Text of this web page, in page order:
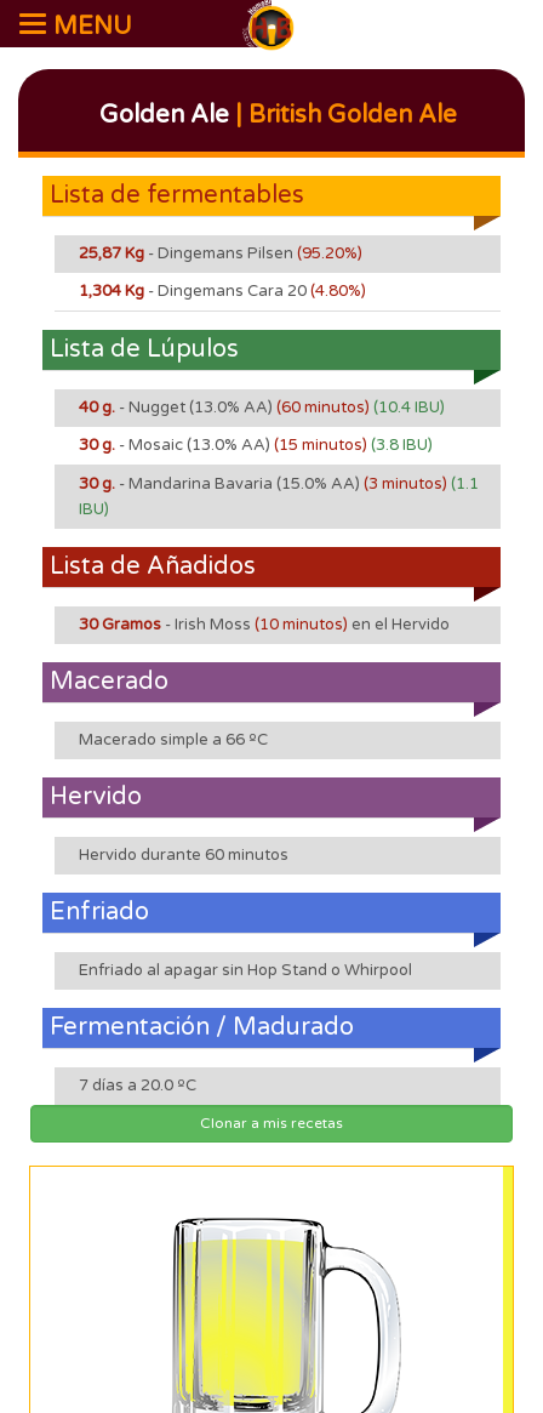
MENU
Golden Ale| British Golden Ale
Lista de fermentables
25,87 Kg - Dingemans Pilsen (95.20%)
1,304 Kg - Dingemans Cara 20(4.80%)
Lista de Lúpulos
40 g. - Nugget (13.0% AA) (60 minutos) (10.4 IBU)
30 g. - Mosaic(13.0% AA) (15 minutos) (3.8 IBU)
30 g. - Mandarina Bavaria (15.0% AA) (3 minutos) (1.1
IBU)
Lista de Añadidos
30 Gramos - Irish Moss (10 minutos) en el Hervido
Macerado
Macerado simple a 66 ºC
Hervido
Hervido durante 60 minutos
Enfriado
Enfriado al apagar sin Hop Stand o Whirpool
Fermentación / Madurado
7 días a 20.0 ºC
Clonar a mis recetas